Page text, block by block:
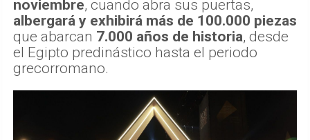
noviembre, cuando abra sus puertas,
albergará y exhibirá más de 100.000 piezas
que abarcan 7.000 años de historia, desde
el Egipto predinástico hasta el periodo
grecorromano.